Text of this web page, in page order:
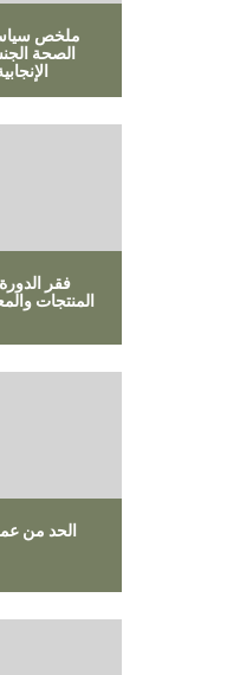
ملخص
الصحة
فقر
المنتجات
الحد من